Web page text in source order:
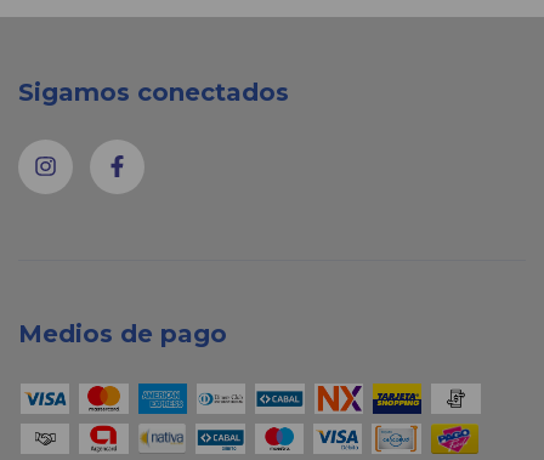
Sigamos conectados
Medios de pago